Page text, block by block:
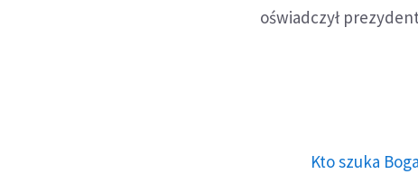
oświadczył
Kto szuka